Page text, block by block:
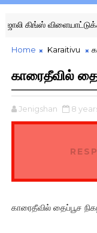
வரலாற்றுச்
Home Karaitivu
காரைதீவில்
Jenigshan 8
காரைதீவில் தைப்பூச